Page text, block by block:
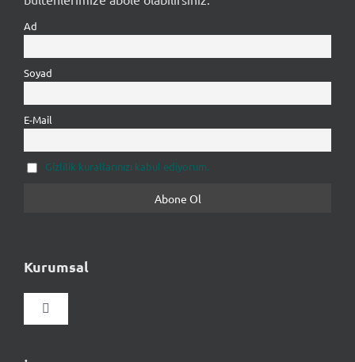
Ad
Soyad
E-Mail
Gizlilik kurallarınızı kabul ediyorum.
Kurumsal
Gezinmeyi